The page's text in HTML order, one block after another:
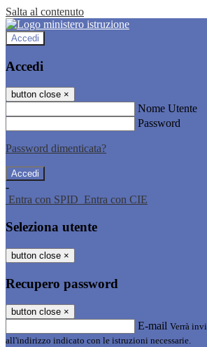
Salta al contenuto
Accedi
Accedi
button close ×
Nome Utente
Password
Password dimenticata?
-
Entra con SPID Entra con CIE
Seleziona utente
button close ×
Recupero password
button close ×
E-mail Verrà
all'indirizzo indicato con le istruzioni necessarie.